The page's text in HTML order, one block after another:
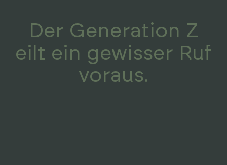
Der Generation Z
eilt ein gewisser Ruf
voraus.